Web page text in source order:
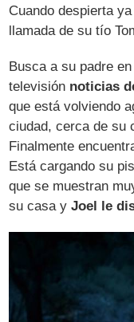
Cuando despierta
llamada de su tío
Busca a su padre
televisión noticias
que está volviendo
ciudad, cerca de su
Finalmente
Está cargando su
que se muestran
su casa yJoel le